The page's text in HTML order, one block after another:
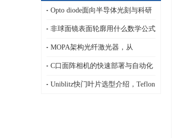
Opto diode面向半导体光刻与科研
领域的定制化极紫外/深紫外光电二
极管，13.5nm，1-80nm
非球面镜表面轮廓用什么数学公式
描述，纳米精度非球面镜传统面型
公式和新公式基于正交多项式
MOPA架构光纤激光器，从
AeroDIODE半导体激光泵浦源、LD
驱动器到连续、纳秒皮秒脉冲激光
C口面阵相机的快速部署与自动化
集成优势，ARTRAY 面阵相机
Uniblitz快门叶片选型介绍，Teflon